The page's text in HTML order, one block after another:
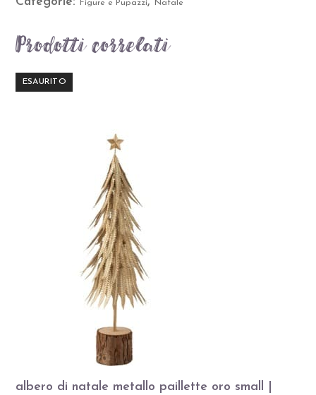
Figure e Pupazzi Natale
Prodotti correlati
ESAURITO
albero di natale metallo paillette oro small |